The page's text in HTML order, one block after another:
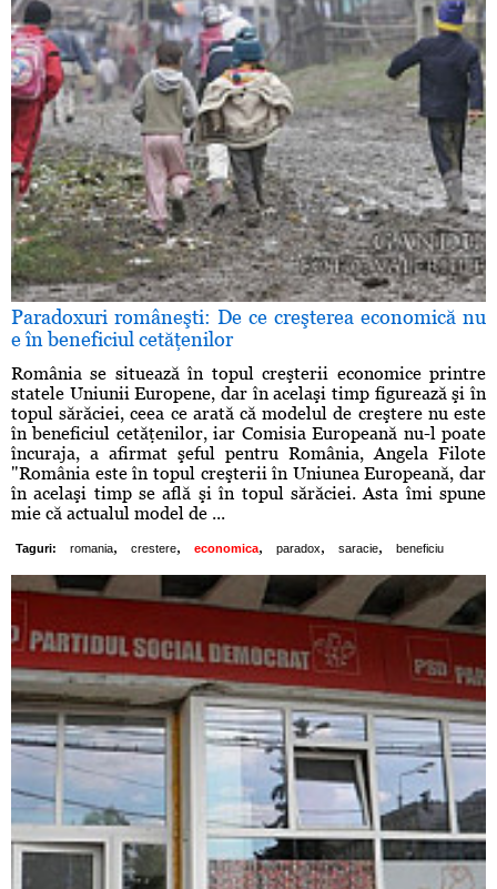
Paradoxuri româneşti: De ce creşterea economică nu
e în beneficiul cetăţenilor
România se situează în topul creşterii economice printre
statele Uniunii Europene, dar în acelaşi timp figurează şi în
topul sărăciei, ceea ce arată că modelul de creştere nu este
în beneficiul cetăţenilor, iar Comisia Europeană nu-l poate
încuraja, a afirmat şeful pentru România, Angela Filote
"România este în topul creşterii în Uniunea Europeană, dar
în acelaşi timp se află şi în topul sărăciei. Asta îmi spune
mie că actualul model de ...
Taguri: romania, crestere, economica, paradox, saracie, beneficiu